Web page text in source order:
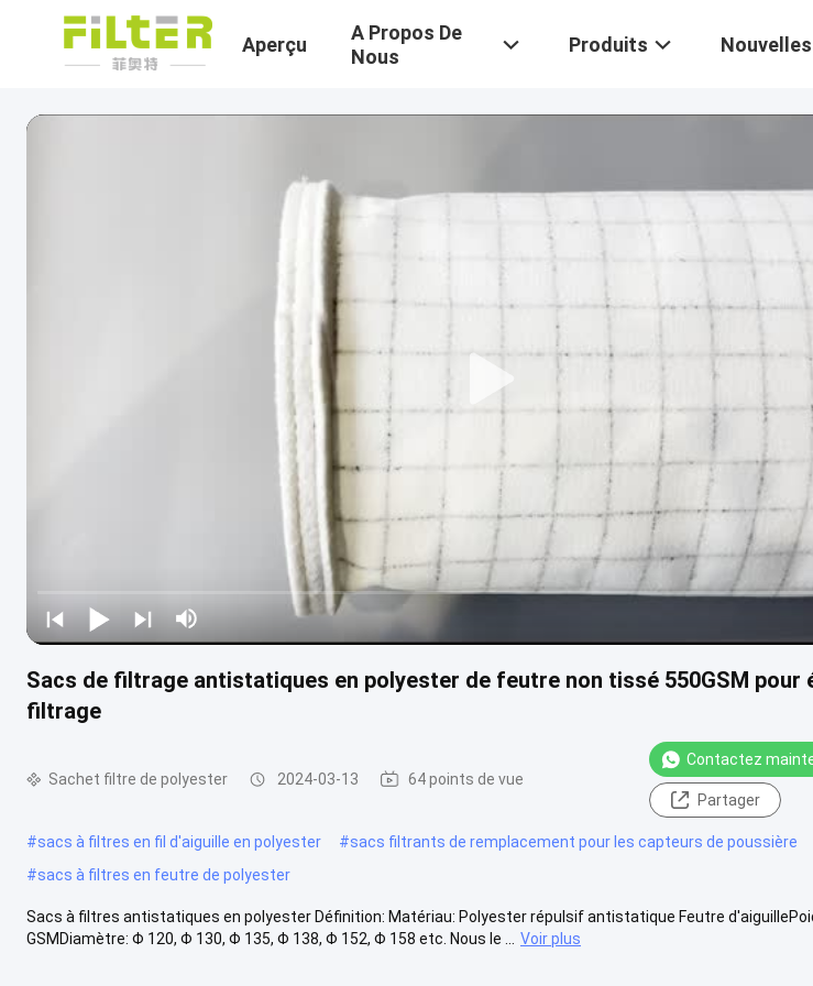
Aperçu
A Propos De
Nous
Produits Nouvelles
Sacs de filtrage antistatiques en polyester de feutre non tissé 550GSM pour
filtrage
Sachet filtre de polyester 2024-03-13 64 points de vue
Contactez
Partager
#sacs à filtres en fil d'aiguille en polyester #sacs filtrants de remplacement pour les capteurs de poussière
#sacs à filtres en feutre de polyester
Sacs à filtres antistatiques en polyester Définition: Matériau: Polyester répulsif antistatique Feutre
GSMDiamètre: Φ 120, Φ 130, Φ 135, Φ 138, Φ 152, Φ 158 etc. Nous le ...
Voir plus